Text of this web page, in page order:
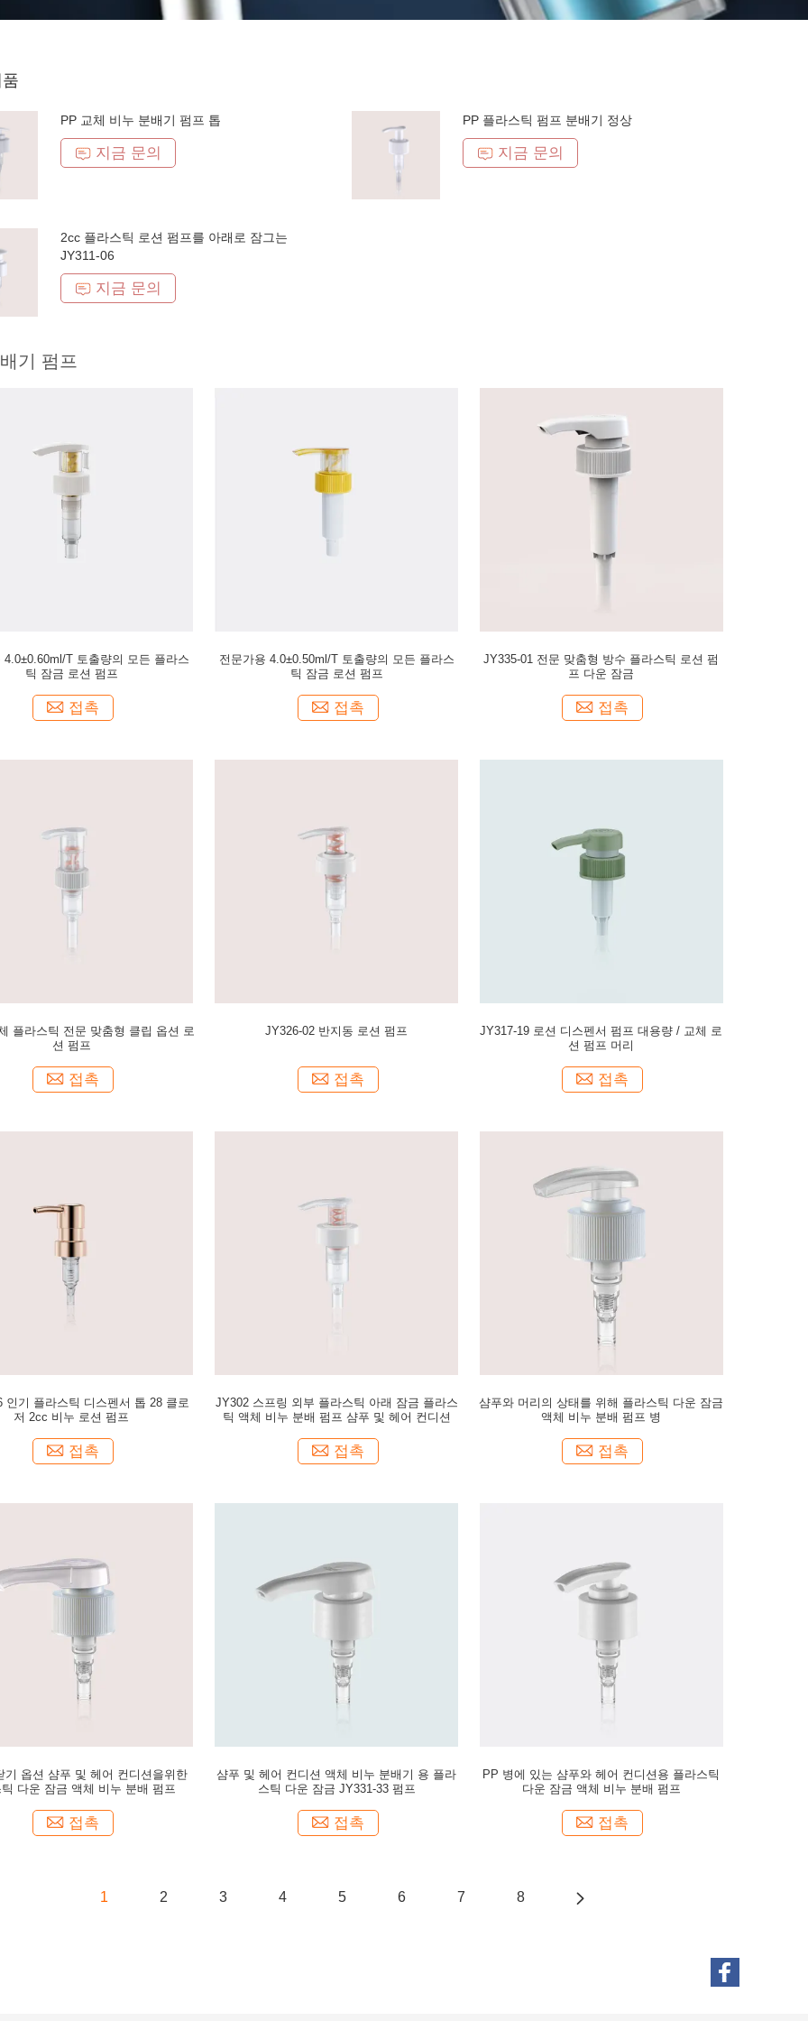
PP 교체 비누 분배기 펌프 톱
지금 문의
PP 플라스틱 펌프 분배기 정상
지금 문의
2cc 플라스틱 로션 펌프를 아래로 잠그는
JY311-06
지금 문의
기 펌프
4.0±0.60ml/T 토출량의 모든 플라스
틱 잠금 로션 펌프
접촉
전문가용 4.0±0.50ml/T 토출량의 모든 플라스
틱 잠금 로션 펌프
접촉
JY335-01 전문 맞춤형 방수 플라스틱 로션 펌
프 다운 잠금
접촉
플라스틱 전문 맞춤형 클립 옵션 로
션 펌프
접촉
JY326-02 반지동 로션 펌프
접촉
JY317-19 로션 디스펜서 펌프 대용량 / 교체 로
션 펌프 머리
접촉
인기 플라스틱 디스펜서 톱 28 클로
저 2cc 비누 로션 펌프
접촉
JY302 스프링 외부 플라스틱 아래 잠금 플라스
틱 액체 비누 분배 펌프 샴푸 및 헤어 컨디션
접촉
샴푸와 머리의 상태를 위해 플라스틱 다운 잠금
액체 비누 분배 펌프 병
접촉
기 옵션 샴푸 및 헤어 컨디션을위한
틱 다운 잠금 액체 비누 분배 펌프
접촉
샴푸 및 헤어 컨디션 액체 비누 분배기 용 플라
스틱 다운 잠금 JY331-33 펌프
접촉
PP 병에 있는 샴푸와 헤어 컨디션용 플라스틱
다운 잠금 액체 비누 분배 펌프
접촉
1 2 3 4 5 6 7 8